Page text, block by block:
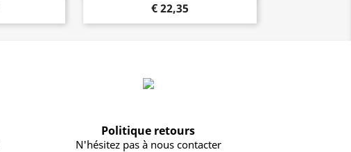
€ 22,35
Politique retours
N'hésitez pas à nous contacter